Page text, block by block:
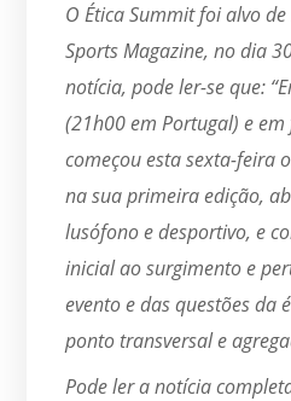
O Ética Summit foi alvo
Sports Magazine, no dia
notícia, pode ler-se que:
(21h00 em Portugal) e
começou esta sexta-feira
na sua primeira edição,
lusófono e desportivo, e
inicial ao surgimento e
evento e das questões da
ponto transversal e
Pode ler a notícia